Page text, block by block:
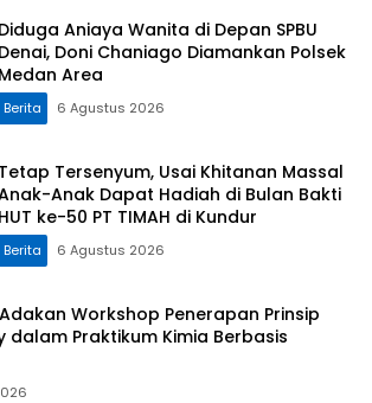
Diduga Aniaya Wanita di Depan SPBU
Denai, Doni Chaniago Diamankan Polsek
Medan Area
Berita 6 Agustus 2026
Tetap Tersenyum, Usai Khitanan Massal
Anak Dapat Hadiah di Bulan Bakti
HUT ke-50 PT TIMAH di Kundur
Berita 6 Agustus 2026
Adakan Workshop Penerapan Prinsip
dalam Praktikum Kimia Berbasis